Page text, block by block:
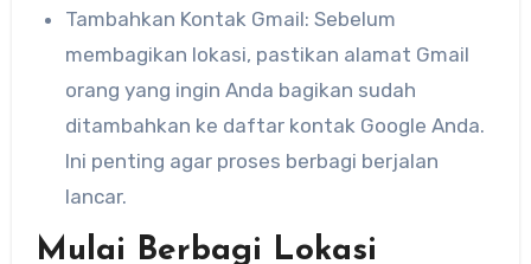
Tambahkan Kontak Gmail: Sebelum
membagikan lokasi, pastikan alamat Gmail
orang yang ingin Anda bagikan sudah
ditambahkan ke daftar kontak Google Anda.
Ini penting agar proses berbagi berjalan
lancar.
Mulai Berbagi Lokasi